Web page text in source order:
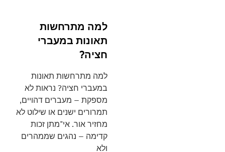
למה מתרחשות
תאונות במעברי
למה מתרחשות תאונות
במעברי חציה? נראות לא
מספקת – מעברים דהויים,
תמרורים ישנים או שילוט לא
מחזיר אור. אי־מתן זכות
קדימה – נהגים שממהרים